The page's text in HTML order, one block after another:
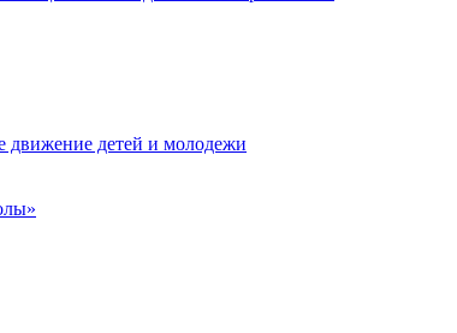
движение детей и молодежи